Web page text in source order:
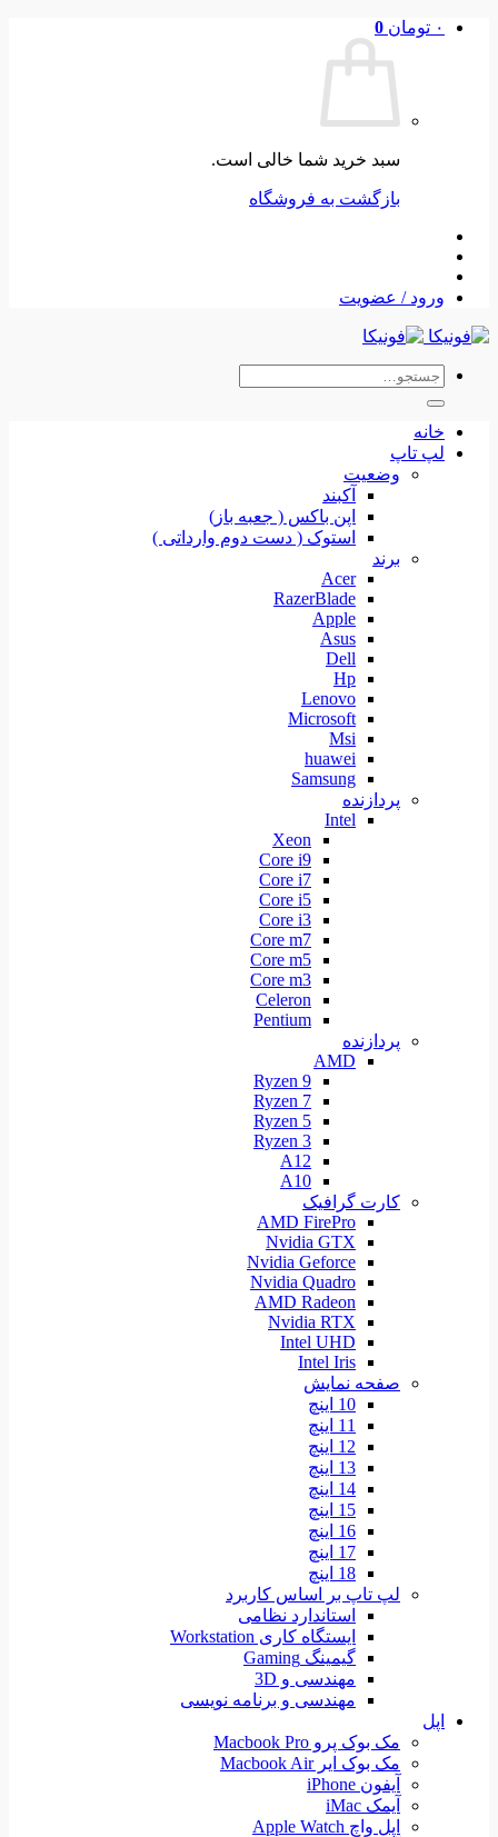
Skip
۰ تومان 0
سبد خرید شما خالی است.
بازگشت به فروشگاه
ورود / عضویت
جستجو
خانه
لپ تاپ
وضعیت
آکبند
اپن باکس ( جعبه باز)
استوک ( دست دوم وارداتی )
برند
Acer
RazerBlade
Apple
Asus
Dell
Hp
Lenovo
Microsoft
Msi
huawei
Samsung
پردازنده
Intel
Xeon
Core i9
Core i7
Core i5
Core i3
Core m7
Core m5
Core m3
Celeron
Pentium
پردازنده
AMD
Ryzen 9
Ryzen 7
Ryzen 5
Ryzen 3
A12
A10
کارت گرافیک
AMD FirePro
Nvidia GTX
Nvidia Geforce
Nvidia Quadro
AMD Radeon
Nvidia RTX
Intel UHD
Intel Iris
صفحه نمایش
10 اینچ
11 اینچ
12 اینچ
13 اینچ
14 اینچ
15 اینچ
16 اینچ
17 اینچ
18 اینچ
لپ تاپ بر اساس کاربرد
استاندارد نظامی
ایستگاه کاری Workstation
گیمینگ Gaming
مهندسی و 3D
مهندسی و برنامه نویسی
اپل
مک بوک پرو Macbook Pro
مک بوک ایر Macbook Air
آیفون iPhone
آیمک iMac
اپل واچ Apple Watch